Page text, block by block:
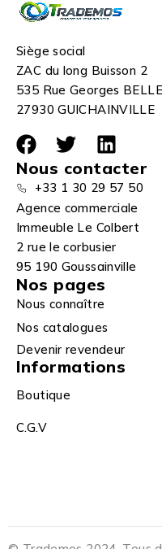
Siège social
ZAC du long Buisson 2
535 Rue Georges
27930 GUICHAINVILLE
Nous contacter
+33 1 30 29 57 50
Agence commerciale
Immeuble Le Colbert
2 rue le corbusier
95 190 Goussainville
Nos pages
Nous connaître
Nos catalogues
Devenir revendeur
Informations
Boutique
C.G.V